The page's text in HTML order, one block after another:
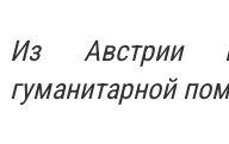
Из Австрии
гуманитарной